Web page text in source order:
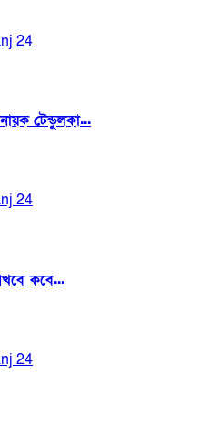
24
টেন্ডুলকা...
24
কবে...
24